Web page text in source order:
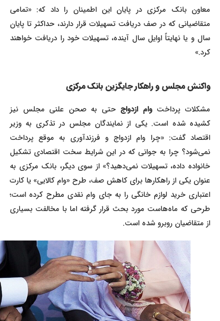
معاون بانک مرکزی در پایان این اطمینان را داد که: «تمامی
متقاضیانی که در صف دریافت تسهیلات قرار دارند، حداکثر تا پایان
سال و یا نهایتاً اوایل سال آینده، تسهیلات خود را دریافت خواهند
کرد.»
واکنش مجلس و راهکار جایگزین بانک مرکزی
مشکلات پرداختوام ازدواجحتی به صحن علنی مجلس نیز
کشیده شده است. یکی از نمایندگان مجلس در تذکری به وزیر
اقتصاد گفت: «چرا وام ازدواج و فرزندآوری به موقع پرداخت
نمی‌شود؟ چرا به جوانی که در این شرایط سخت اقتصادی تشکیل
خانواده داده، تسهیلات نمی‌دهید؟» از سوی دیگر، بانک مرکزی به
عنوان یکی از راهکارها برای کاهش صف، طرح «وام کالایی» یا کارت
اعتباری خرید لوازم خانگی را به جای وام نقدی مطرح کرده است؛
طرحی که ماه‌هاست مورد بحث قرار گرفته اما با مخالفت بسیاری
از متقاضیان روبرو شده است.